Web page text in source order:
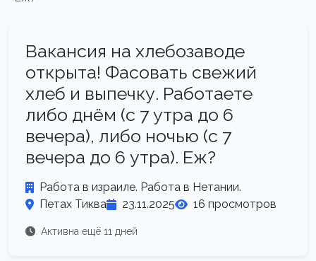
Вакансия на хлебозаводе
открыта! Фасовать свежий
хлеб и выпечку. Работаете
либо днём (с 7 утра до 6
вечера), либо ночью (с 7
вечера до 6 утра). Еж?
Работа в израиле. Работа в Нетании.
Петах Тиква
23.11.2025 16 просмотров
Активна ещё 11 дней